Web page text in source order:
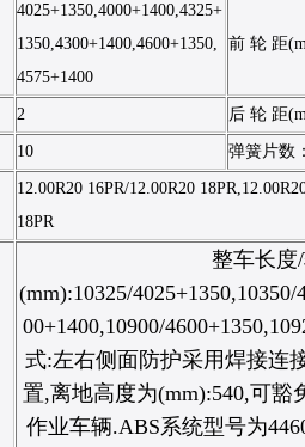
4025+1350,4000+1400,4325+
1350,4300+1400,4600+1350,
4575+1400
前 轮 距
2 后 轮 距
10 弹簧片数
12.00R20 16PR/12.00R20
18PR
整车长度
(mm):10325/
00+1400,10900/
式:左右侧面防护采用焊接连
置,离地高度为(mm):540,可
作业车辆.ABS系统型号为